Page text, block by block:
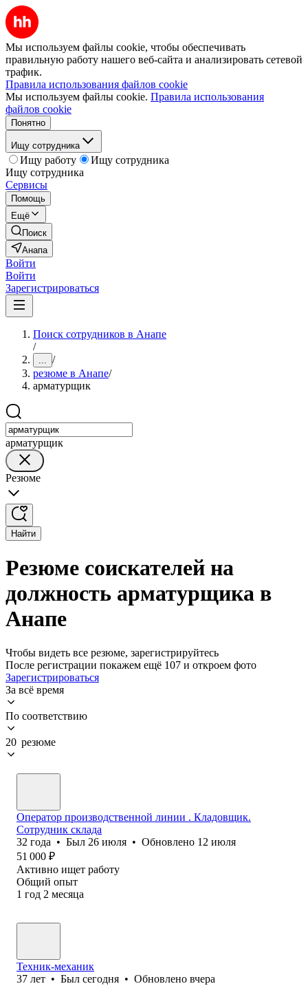
Мы используем файлы cookie, чтобы обеспечивать
правильную работу нашего веб-сайта и анализировать сетевой
трафик.
Правила использования файлов cookie
Мы используем файлы cookie. Правила использования
файлов cookie
Понятно
Ищу сотрудника
Ищу работу
Ищу сотрудника
Ищу сотрудника
Сервисы
Помощь
Ещё
Поиск
Анапа
Войти
Войти
Зарегистрироваться
Поиск сотрудников в Анапе
/
... /
резюме в Анапе/
арматурщик
арматурщик
Резюме
Найти
Резюме соискателей на
должность арматурщика в
Анапе
Чтобы видеть все резюме, зарегистрируйтесь
После регистрации покажем ещё 107 и откроем фото
Зарегистрироваться
За всё время
По соответствию
20 резюме
Оператор производственной линии . Кладовщик.
Сотрудник склада
32 года • Был 26 июля • Обновлено 12 июля
51 000 ₽
Активно ищет работу
Общий опыт
1 год 2 месяца
Техник-механик
37 лет • Был сегодня • Обновлено вчера